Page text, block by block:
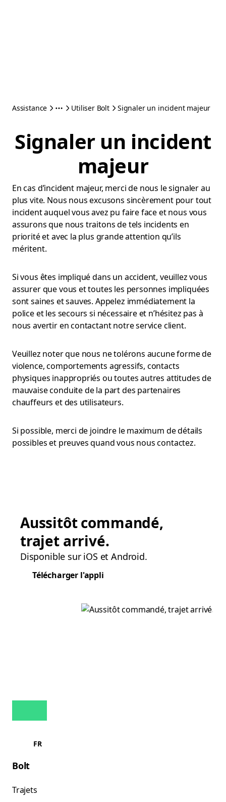
Assistance Utiliser Bolt Signaler un incident majeur
Signaler un incident
majeur
En cas d’incident majeur, merci de nous le signaler au
plus vite. Nous nous excusons sincèrement pour tout
incident auquel vous avez pu faire face et nous vous
assurons que nous traitons de tels incidents en
priorité et avec la plus grande attention qu’ils
méritent.
Si vous êtes impliqué dans un accident, veuillez vous
assurer que vous et toutes les personnes impliquées
sont saines et sauves. Appelez immédiatement la
police et les secours si nécessaire et n’hésitez pas à
nous avertir en contactant notre service client.
Veuillez noter que nous ne tolérons aucune forme de
violence, comportements agressifs, contacts
physiques inappropriés ou toutes autres attitudes de
mauvaise conduite de la part des partenaires
chauffeurs et des utilisateurs.
Si possible, merci de joindre le maximum de détails
possibles et preuves quand vous nous contactez.
Aussitôt commandé,
trajet arrivé.
Disponible sur iOS et Android.
Télécharger l'appli
FR
Bolt
Trajets